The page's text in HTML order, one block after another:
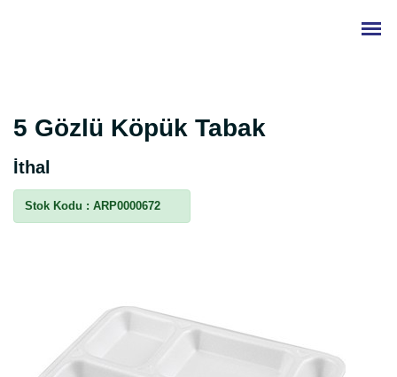
5 Gözlü Köpük Tabak
İthal
Stok Kodu : ARP0000672